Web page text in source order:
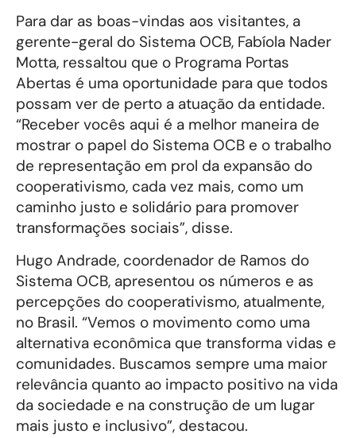
Para dar as boas-vindas aos visitantes, a
gerente-geral do Sistema OCB, Fabíola Nader
Motta, ressaltou que o Programa Portas
Abertas é uma oportunidade para que todos
possam ver de perto a atuação da entidade.
“Receber vocês aqui é a melhor maneira de
mostrar o papel do Sistema OCB e o trabalho
de representação em prol da expansão do
cooperativismo, cada vez mais, como um
caminho justo e solidário para promover
transformações sociais”, disse.
Hugo Andrade, coordenador de Ramos do
Sistema OCB, apresentou os números e as
percepções do cooperativismo, atualmente,
no Brasil. “Vemos o movimento como uma
alternativa econômica que transforma vidas e
comunidades. Buscamos sempre uma maior
relevância quanto ao impacto positivo na vida
da sociedade e na construção de um lugar
mais justo e inclusivo”, destacou.